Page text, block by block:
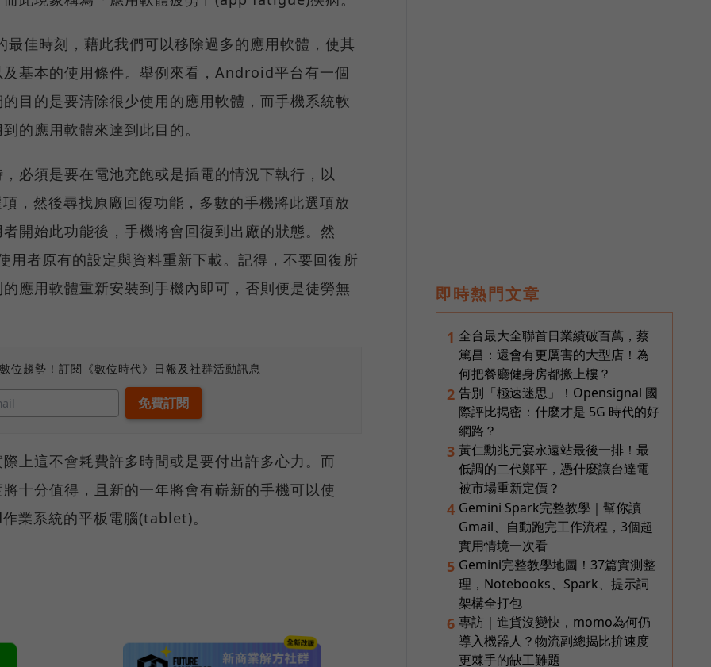
佳時刻，藉此我們可以移除過多的應用軟體，使其
基本的使用條件。舉例來看，Android平台有一個
目的是要清除很少使用的應用軟體，而手機系統軟
的應用軟體來達到此目的。
必須是要在電池充飽或是插電的情況下執行，以
，然後尋找原廠回復功能，多數的手機將此選項放
開始此功能後，手機將會回復到出廠的狀態。然
者原有的設定與資料重新下載。記得，不要回復所
應用軟體重新安裝到手機內即可，否則便是徒勞無
位趨勢！訂閱《數位時代》日報及社群活動訊息
上這不會耗費許多時間或是要付出許多心力。而
十分值得，且新的一年將會有嶄新的手機可以使
業系統的平板電腦(tablet)。
即時熱門文章
1 全台最大全聯首日業績破百萬，蔡
篤昌：還會有更厲害的大型店！為
何把餐廳健身房都搬上樓？
2 告別「極速迷思」！Opensignal 國
際評比揭密：什麼才是 5G 時代的好
網路？
3 黃仁勳兆元宴永遠站最後一排！最
低調的二代鄭平，憑什麼讓台達電
被市場重新定價？
4 Gemini Spark完整教學｜幫你讀
Gmail、自動跑完工作流程，3個超
實用情境一次看
5 Gemini完整教學地圖！37篇實測整
理，Notebooks、Spark、提示詞
架構全打包
6 專訪｜進貨沒變快，momo為何仍
導入機器人？物流副總揭比拚速度
更棘手的缺工難題